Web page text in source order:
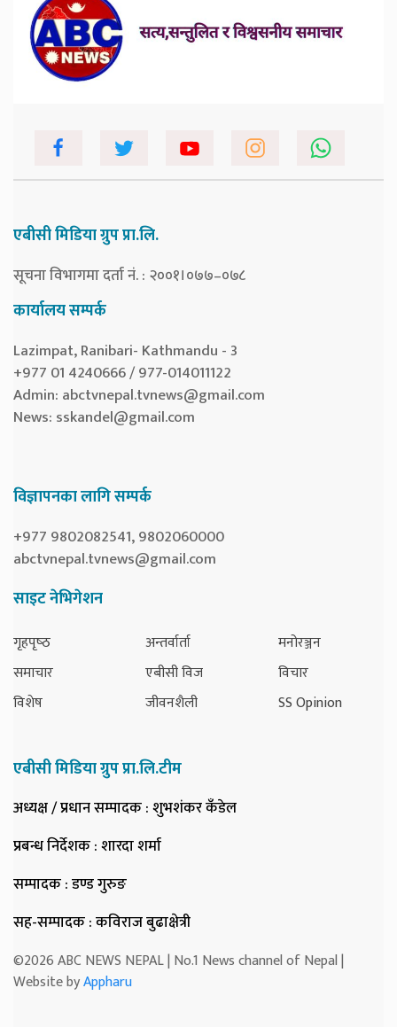
एबीसी मिडिया ग्रुप प्रा.लि.
सूचना विभागमा दर्ता नं. : २००१।०७७–०७८
कार्यालय सम्पर्क
Lazimpat, Ranibari- Kathmandu - 3
+977 01 4240666 / 977-014011122
Admin: abctvnepal.tvnews@gmail.com
News: sskandel@gmail.com
विज्ञापनका लागि सम्पर्क
+977 9802082541, 9802060000
abctvnepal.tvnews@gmail.com
साइट नेभिगेशन
गृहपृष्‍ठ
समाचार
विशेष
अन्तर्वार्ता
एबीसी विज
जीवनशैली
मनोरञ्जन
विचार
SS Opinion
एबीसी मिडिया ग्रुप प्रा.लि.टीम
अध्यक्ष / प्रधान सम्पादक: शुभशंकर कँडेल
प्रबन्ध निर्देशक: शारदा शर्मा
सम्पादक: डण्ड गुरुङ
सह-सम्पादक: कविराज बुढाक्षेत्री
©2026 ABC NEWS NEPAL | No.1 News channel of Nepal |
Website byAppharu